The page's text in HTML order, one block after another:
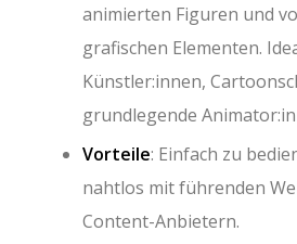
animierten Figuren und
grafischen Elementen.
Künstler:innen,
grundlegende
Vorteile: Einfach zu
nahtlos mit führenden
Content-Anbietern.